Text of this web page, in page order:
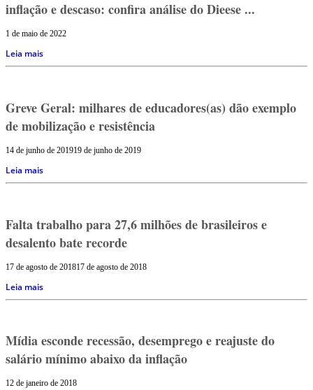
inflação e descaso: confira análise do Dieese ...
1 de maio de 2022
Leia mais
Greve Geral: milhares de educadores(as) dão exemplo
de mobilização e resistência
14 de junho de 201919 de junho de 2019
Leia mais
Falta trabalho para 27,6 milhões de brasileiros e
desalento bate recorde
17 de agosto de 201817 de agosto de 2018
Leia mais
Mídia esconde recessão, desemprego e reajuste do
salário mínimo abaixo da inflação
12 de janeiro de 2018